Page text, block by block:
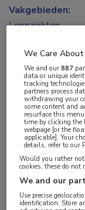
In de fase IIIb
is gericht
5-receptor
Vakgebieden:
Longziekten
Astma
Tags:
benralizumab,
We Care About
We and our887
data or unique
tracking
partners process
withdrawing your
some content and
resurface this
time by clicking the
webpage [or the
applicable]. Your
details, refer to our
Would you rather
cookies, these do
We and our
Use precise
identification. Store